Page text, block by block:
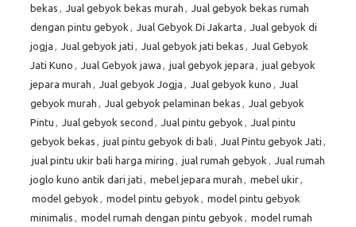
bekas , Jual gebyok bekas murah , Jual gebyok bekas rumah
dengan pintu gebyok , Jual Gebyok Di Jakarta , Jual gebyok di
jogja , Jual gebyok jati , Jual gebyok jati bekas , Jual Gebyok
Jati Kuno , Jual Gebyok jawa , jual gebyok jepara , jual gebyok
jepara murah , Jual gebyok Jogja , Jual gebyok kuno , Jual
gebyok murah , Jual gebyok pelaminan bekas , Jual gebyok
Pintu , Jual gebyok second , Jual pintu gebyok , Jual pintu
gebyok bekas , jual pintu gebyok di bali , Jual Pintu gebyok Jati ,
jual pintu ukir bali harga miring , jual rumah gebyok , Jual rumah
joglo kuno antik dari jati , mebel jepara murah , mebel ukir,
model gebyok , model pintu gebyok , model pintu gebyok
minimalis , model rumah dengan pintu gebyok , model rumah